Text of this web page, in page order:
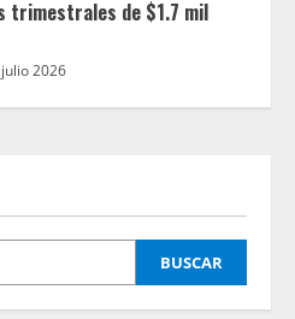
trimestrales de $1.7 mil
2026
BUSCAR